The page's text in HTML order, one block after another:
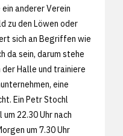
anderer Verein
zu den Löwen oder
sich an Begriffen wie
da sein, darum stehe
der Halle und trainiere
eine
Ein Petr Stochl
22.30 Uhr nach
um 7.30 Uhr